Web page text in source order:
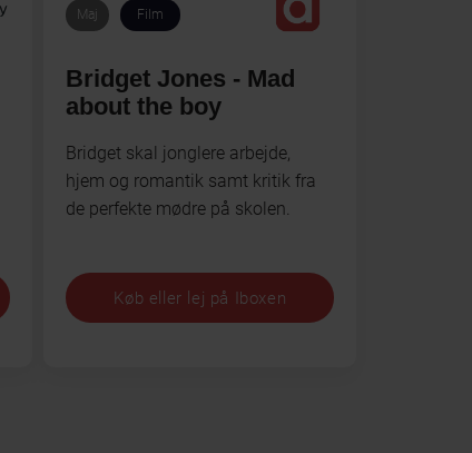
Maj Film
Bridget Jones - Mad
about the boy
Bridget skal jonglere arbejde,
hjem og romantik samt kritik fra
de perfekte mødre på skolen.
Køb eller lej på Iboxen